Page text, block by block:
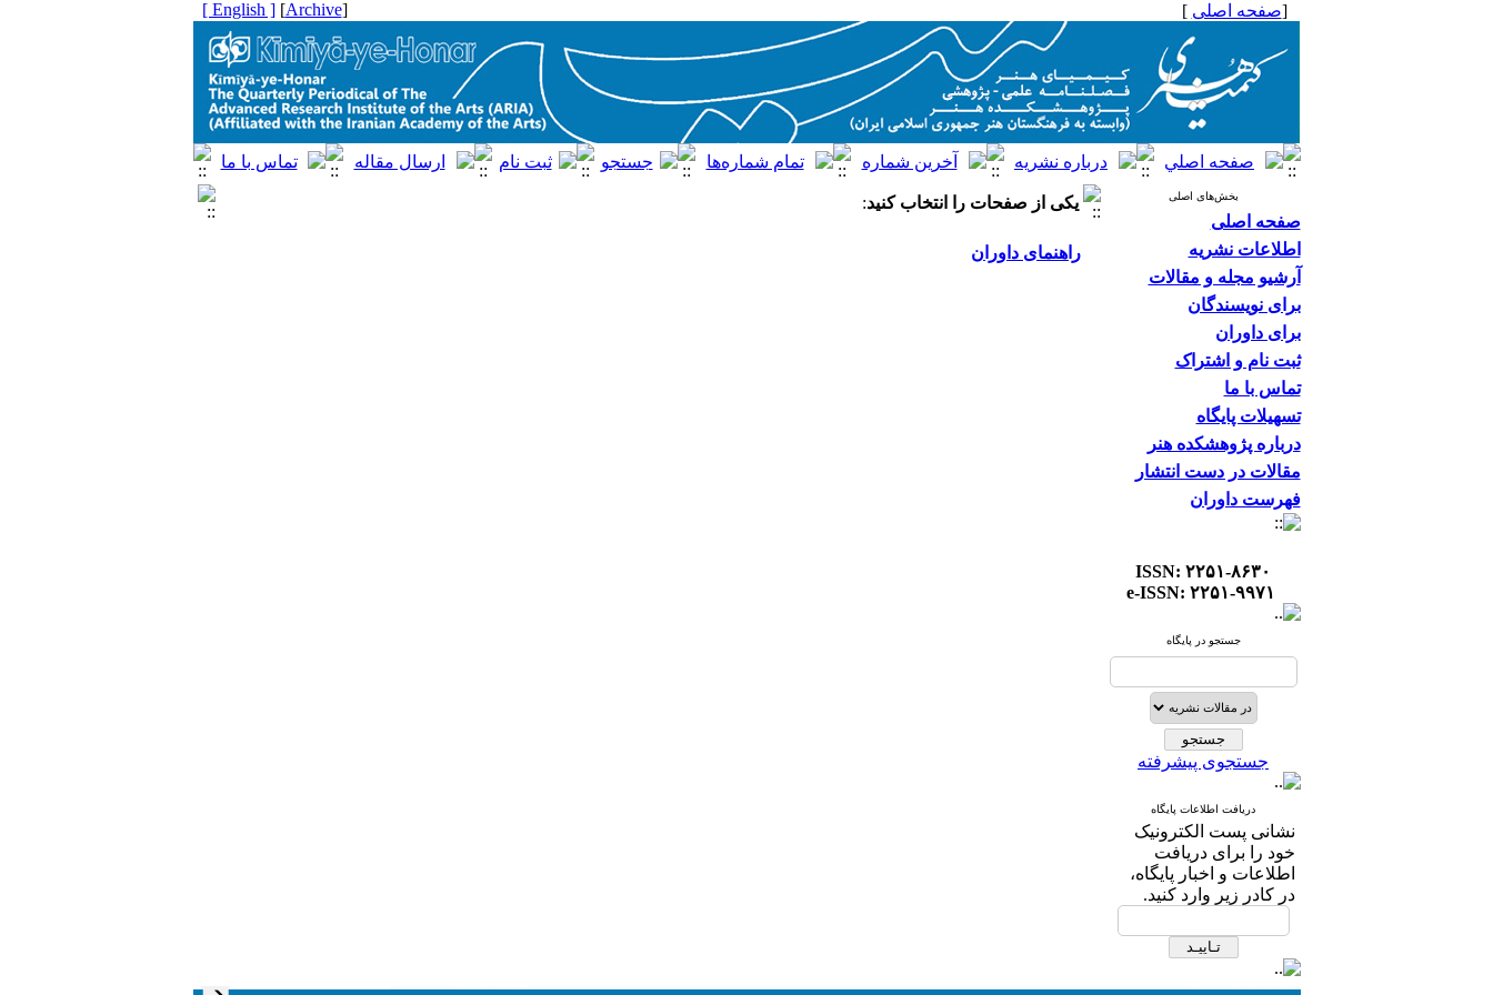
[صفحه اصلی ]
[
Archive
]
[ English ]
بخش‌های اصلی
صفحه اصلی
اطلاعات نشریه
آرشیو مجله و مقالات
برای نویسندگان
برای داوران
ثبت نام و اشتراک
تماس با ما
تسهیلات پایگاه
درباره پژوهشکده هنر
مقالات در دست انتشار
فهرست داوران
ISSN: ۲۲۵۱-۸۶۳۰
e-ISSN: ۲۲۵۱-۹۹۷۱
جستجو در پایگاه
جستجوی پیشرفته
دریافت اطلاعات پایگاه
نشانی پست الکترونیک
خود را برای دریافت
اطلاعات و اخبار پایگاه،
در کادر زیر وارد کنید.
یکی از صفحات را انتخاب کنید:
راهنمای داوران